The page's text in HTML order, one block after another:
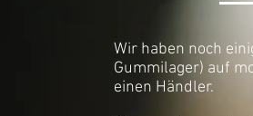
Wir haben noch
Gummilager) auf
einen Händler.